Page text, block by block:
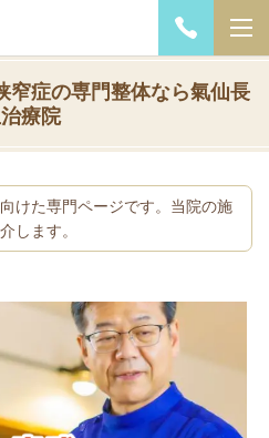
窄症の専門整体なら氣仙長
療院
けた専門ページです。当院の施
します。